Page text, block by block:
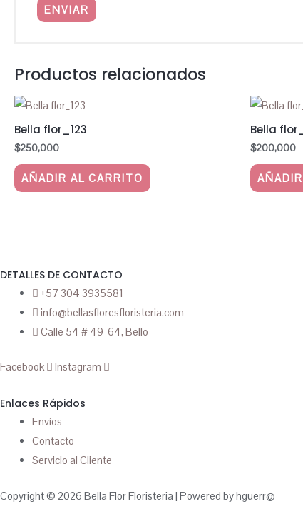
Productos relacionados
Bella flor_123
$250,000
AÑADIR AL CARRITO
Bella
$200,000
DETALLES DE CONTACTO
+57 304 3935581
info@bellasfloresfloristeria.com
Calle 54 # 49-64, Bello
Facebook Instagram
Enlaces Rápidos
Envíos
Contacto
Servicio al Cliente
Copyright © 2026 Bella Flor Floristeria | Powered by hguerr@